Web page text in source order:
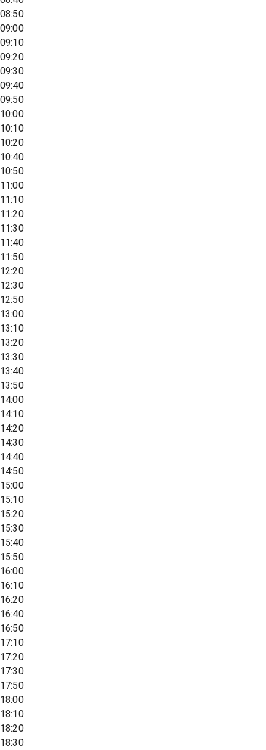
08:50
09:00
09:10
09:20
09:30
09:40
09:50
10:00
10:10
10:20
10:40
10:50
11:00
11:10
11:20
11:30
11:40
11:50
12:20
12:30
12:50
13:00
13:10
13:20
13:30
13:40
13:50
14:00
14:10
14:20
14:30
14:40
14:50
15:00
15:10
15:20
15:30
15:40
15:50
16:00
16:10
16:20
16:40
16:50
17:10
17:20
17:30
17:50
18:00
18:10
18:20
18:30